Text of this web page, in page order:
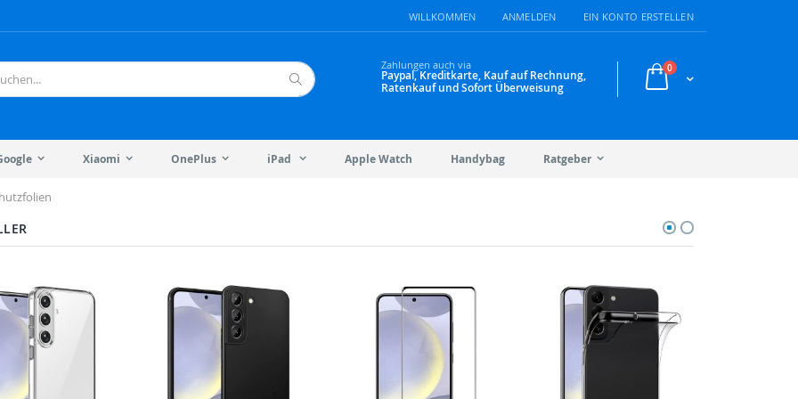
WILLKOMMEN ANMELDEN EIN KONTO ERSTELLEN
Warenkorb
0Artikel
Zahlungen auch via
Paypal, Kreditkarte, Kauf auf Rechnung,
Ratenkauf und Sofort Überweisung
Xiaomi OnePlus iPad Apple Watch Handybag Ratgeber